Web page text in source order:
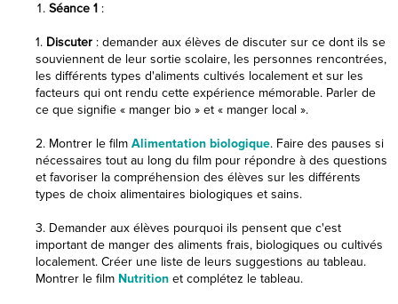
Séance 1 :
1. Discuter : demander aux élèves de discuter sur ce dont ils se
souviennent de leur sortie scolaire, les personnes rencontrées,
les différents types d'aliments cultivés localement et sur les
facteurs qui ont rendu cette expérience mémorable. Parler de
ce que signifie « manger bio » et « manger local ».
2. Montrer le film Alimentation biologique. Faire des pauses si
nécessaires tout au long du film pour répondre à des questions
et favoriser la compréhension des élèves sur les différents
types de choix alimentaires biologiques et sains.
3. Demander aux élèves pourquoi ils pensent que c'est
important de manger des aliments frais, biologiques ou cultivés
localement. Créer une liste de leurs suggestions au tableau.
Montrer le film Nutrition et complétez le tableau.